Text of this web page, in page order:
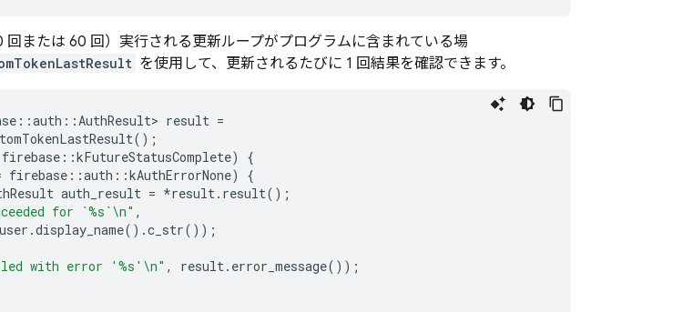
回または 60 回）実行される更新ループがプログラムに含まれている場
を使用して、更新されるたびに 1 回結果を確認できます。
::auth ::AuthResult> result =
();
firebase ::kFutureStatusComplete)
{
firebase ::auth ::kAuthErrorNone)
{
auth_result = *result. result();
for `%s`\n" ,
user .display_name().c_str());
with error '%s' \n" , result. error_message());